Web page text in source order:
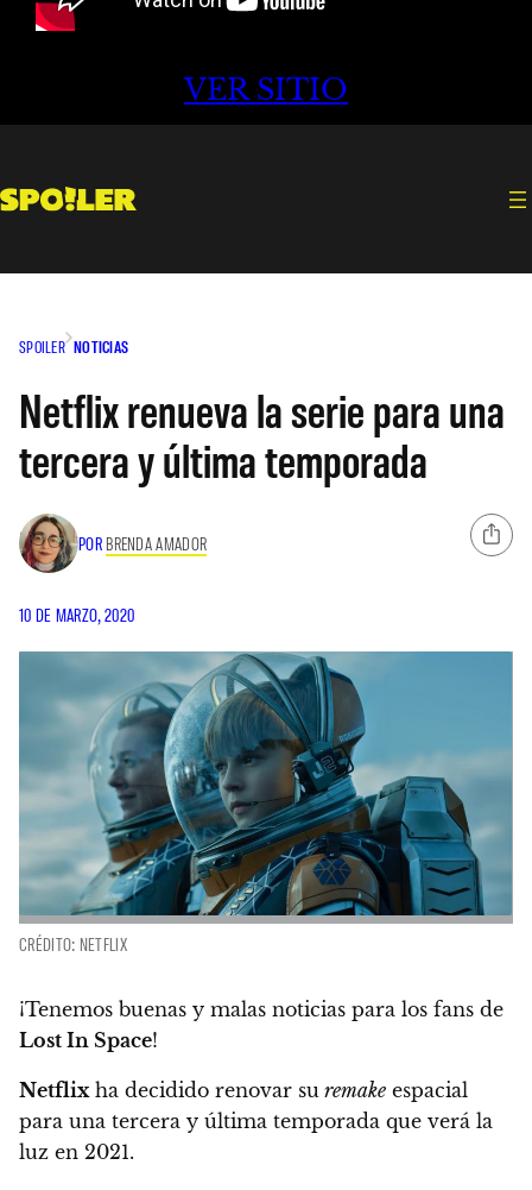
VER SITIO
SPOILER NOTICIAS
Netflix renueva la serie para una
tercera y última temporada
POR BRENDA AMADOR
10 DE MARZO, 2020
CRÉDITO: NETFLIX
¡Tenemos buenas y malas noticias para los fans de
Lost In Space!
Netflixha decidido renovar su remake espacial
para una tercera y última temporada que verá la
luz en 2021.